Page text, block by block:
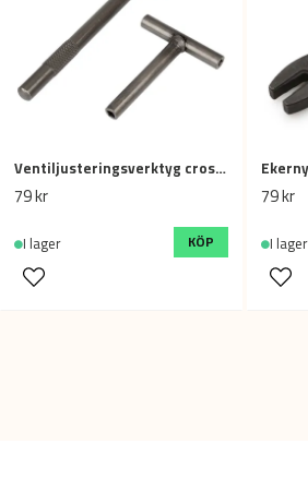
Ventiljusteringsverktyg cross / mc
79 kr
I lager KÖP
79 kr
I lager